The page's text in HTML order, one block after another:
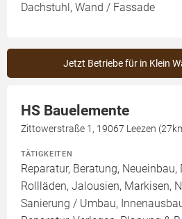
Dachstuhl, Wand / Fassade
Jetzt Betriebe für in Klein
HS Bauelemente
Zittowerstraße 1, 19067 Leezen
TÄTIGKEITEN
Reparatur, Beratung,
Rollläden, Jalousien, Markisen,
Sanierung / Umbau,